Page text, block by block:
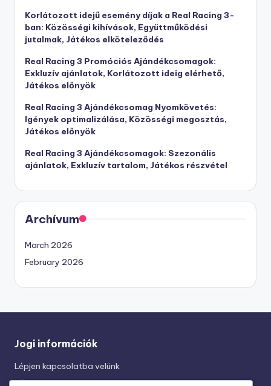
Korlátozott idejű esemény díjak a Real Racing 3-
ban: Közösségi kihívások, Együttműködési
jutalmak, Játékos elköteleződés
Real Racing 3 Promóciós Ajándékcsomagok:
Exkluzív ajánlatok, Korlátozott ideig elérhető,
Játékos előnyök
Real Racing 3 Ajándékcsomag Nyomkövetés:
Igények optimalizálása, Közösségi megosztás,
Játékos előnyök
Real Racing 3 Ajándékcsomagok: Szezonális
ajánlatok, Exkluzív tartalom, Játékos részvétel
Archívum
March 2026
February 2026
Jogi információk
Lépjen kapcsolatba velünk
Rólunk